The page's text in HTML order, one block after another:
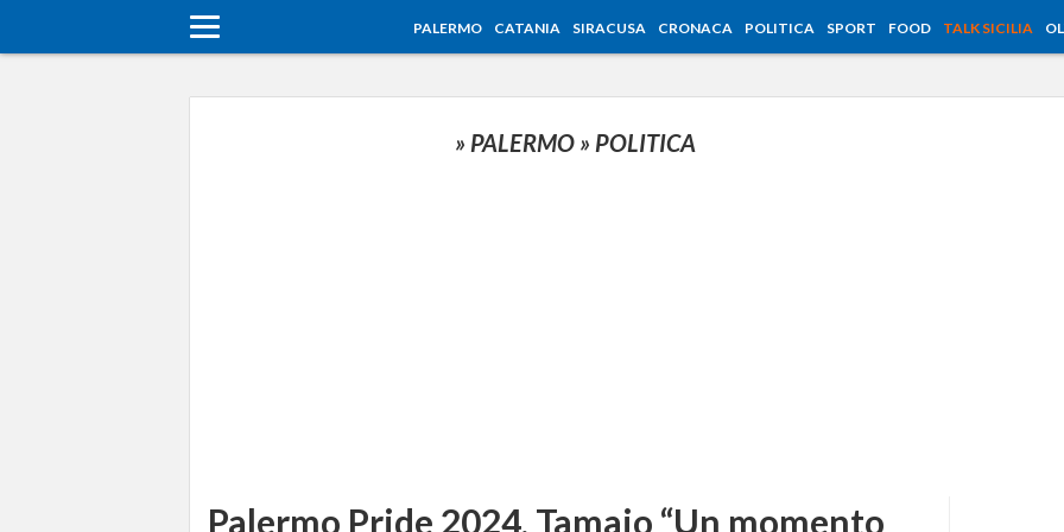
PALERMO CATANIA SIRACUSA CRONACA POLITICA SPORT FOOD TALK SICILIA
» PALERMO » POLITICA
Palermo Pride 2024, Tamajo “Un momento